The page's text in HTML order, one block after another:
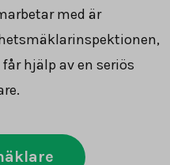
med är
hjälp av en seriös